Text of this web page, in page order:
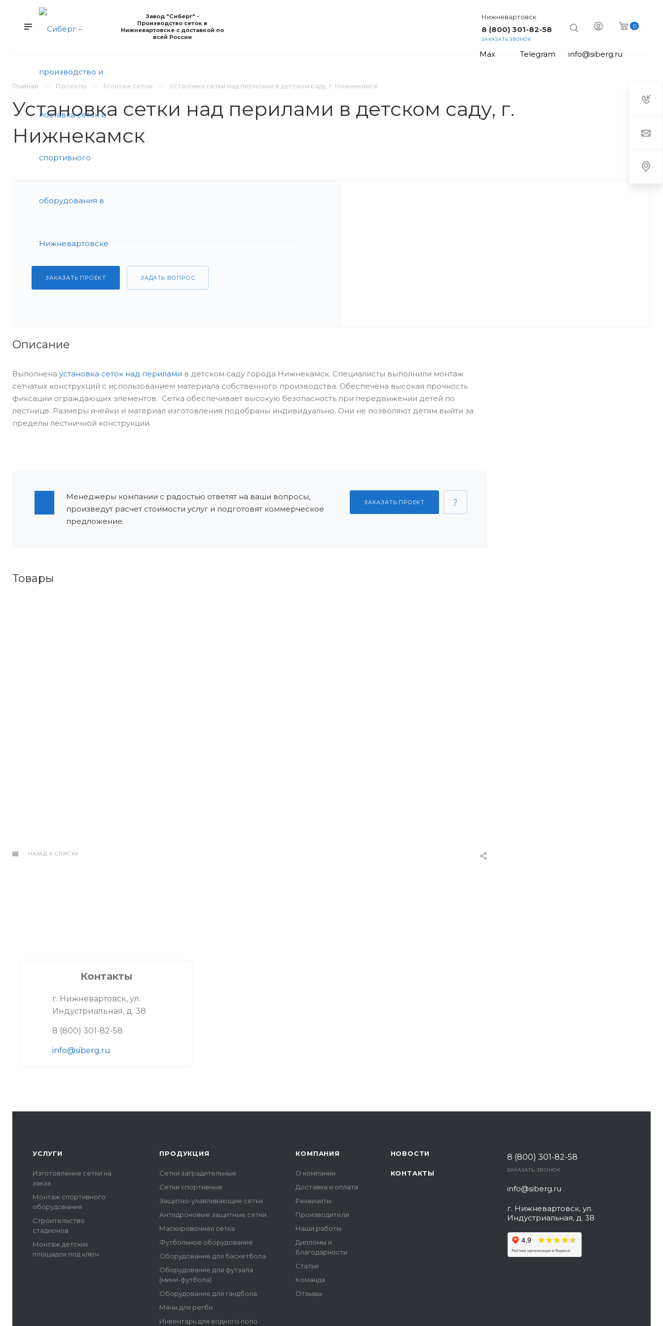
0
Нижневартовск
8 (800) 301-82-58
ЗАКАЗАТЬ ЗВОНОК
Max Telegram info@siberg.ru
Завод "Сиберг" -
Производство сеток в
Нижневартовске с доставкой по
всей России
КАТАЛОГ УСЛУГИ
Главная Проекты Монтаж сеток Установка сетки над перилами в детском саду, г. Нижнекамск
Установка сетки над перилами в детском саду, г.
Нижнекамск
ЗАКАЗАТЬ ПРОЕКТ ЗАДАТЬ ВОПРОС
Описание
Выполнена установка сеток над перилами в детском саду города Нижнекамск. Специалисты выполнили монтаж
сетчатых конструкций с использованием материала собственного производства. Обеспечена высокая прочность
фиксации ограждающих элементов. Сетка обеспечивает высокую безопасность при передвижении детей по
лестнице. Размеры ячейки и материал изготовления подобраны индивидуально. Они не позволяют детям выйти за
пределы лестничной конструкции.
Менеджеры компании с радостью ответят на ваши вопросы,
произведут расчет стоимости услуг и подготовят коммерческое
предложение.
ЗАКАЗАТЬ ПРОЕКТ
Товары
НАЗАД К СПИСКУ
Контакты
г. Нижневартовск, ул.
Индустриальная, д. 38
8 (800) 301-82-58
info@siberg.ru
УСЛУГИ
Изготовление сетки на
заказ
Монтаж спортивного
оборудования
Строительство
стадионов
Монтаж детских
площадок под ключ
ПРОДУКЦИЯ
Сетки заградительные
Сетки спортивные
Защитно-улавливающие сетки
Антидроновые защитные сетки
Маскировочная сетка
Футбольное оборудование
Оборудование для баскетбола
Оборудование для футзала
(мини-футбола)
Оборудование для гандбола
Мячи для регби
Инвентарь для водного поло
КОМПАНИЯ
О компании
Доставка и оплата
Реквизиты
Производители
Наши работы
Дипломы и
благодарности
Статьи
Команда
Отзывы
НОВОСТИ
КОНТАКТЫ
8 (800) 301-82-58
ЗАКАЗАТЬ ЗВОНОК
info@siberg.ru
г. Нижневартовск, ул.
Индустриальная, д. 38